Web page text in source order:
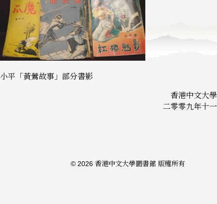
小平「黃鶯故事」部分書影
香港中文大
二零零九年十
© 2026 香港中文大學圖書館 版權所有